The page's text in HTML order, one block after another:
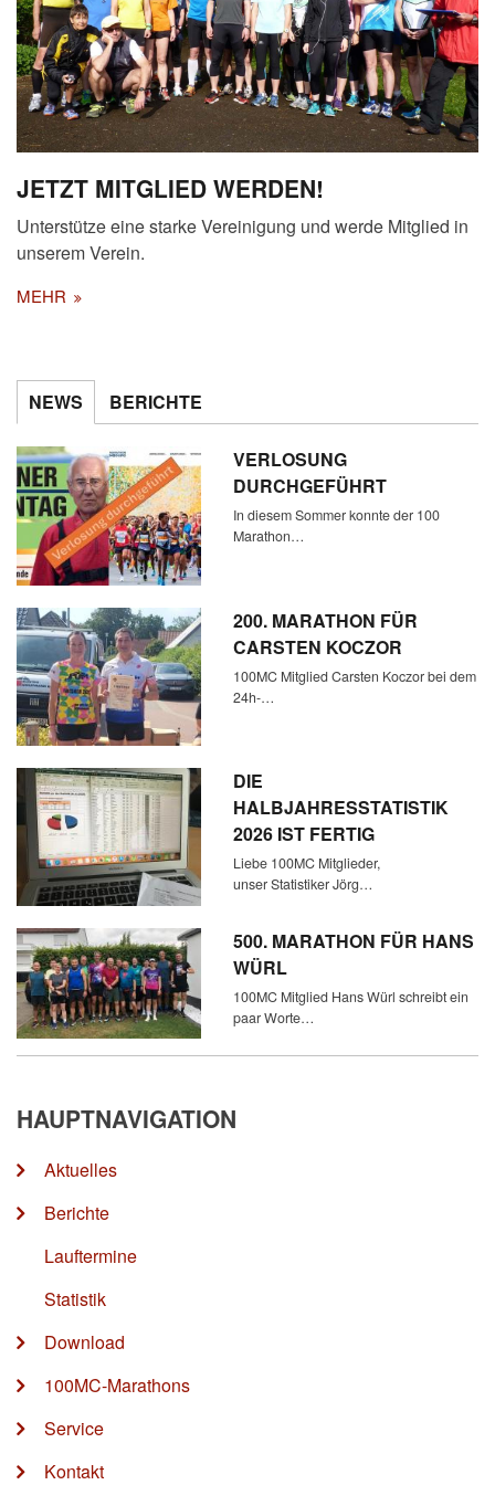
JETZT MITGLIED WERDEN!
Unterstütze eine starke Vereinigung und werde Mitglied in
unserem Verein.
MEHR
NEWS BERICHTE
VERLOSUNG
DURCHGEFÜHRT
In diesem Sommer konnte der 100
Marathon…
200. MARATHON FÜR
CARSTEN KOCZOR
100MC Mitglied Carsten Koczor bei dem
24h-…
DIE
HALBJAHRESSTATISTIK
2026 IST FERTIG
Liebe 100MC Mitglieder,
unser Statistiker Jörg…
500. MARATHON FÜR HANS
WÜRL
100MC Mitglied Hans Würl schreibt ein
paar Worte…
HAUPTNAVIGATION
Aktuelles
Berichte
Lauftermine
Statistik
Download
100MC-Marathons
Service
Kontakt